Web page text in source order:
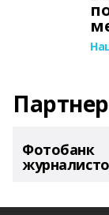
Фотобанк